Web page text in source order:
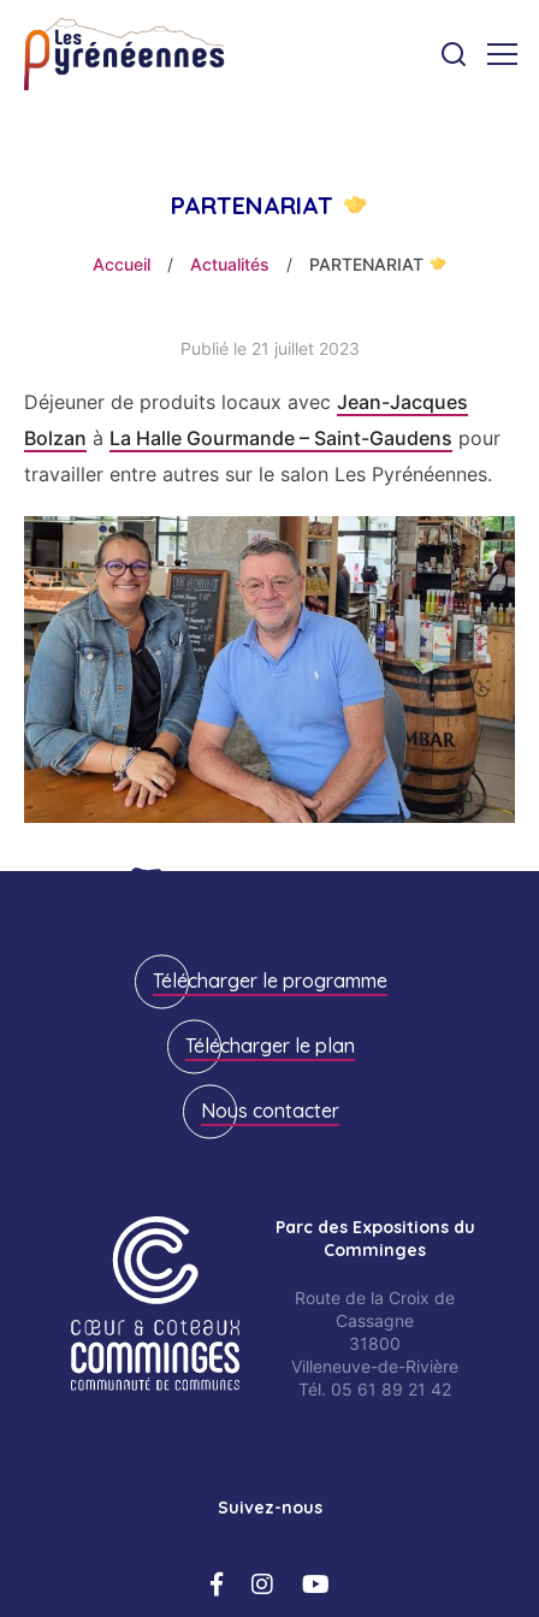
PARTENARIAT
Accueil / Actualités / PARTENARIAT
Publié le 21 juillet 2023
Déjeuner de produits locaux avec Jean-Jacques
Bolzan à La Halle Gourmande – Saint-Gaudens pour
travailler entre autres sur le salon Les Pyrénéennes.
Télécharger le programme
Télécharger le plan
Nous contacter
Parc des Expositions du
Comminges
Route de la Croix de
Cassagne
31800
Villeneuve-de-Rivière
Tél. 05 61 89 21 42
Suivez-nous